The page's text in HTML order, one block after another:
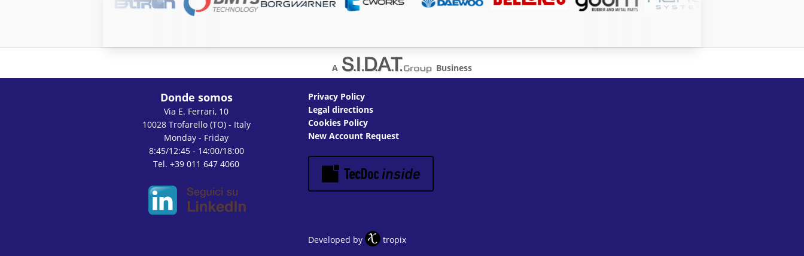
A Business
Donde somos
Via E. Ferrari, 10
10028 Trofarello (TO) - Italy
Monday - Friday
8:45/12:45 - 14:00/18:00
Tel. +39 011 647 4060
Privacy Policy
Legal directions
Cookies Policy
New Account Request
Developed by tropix